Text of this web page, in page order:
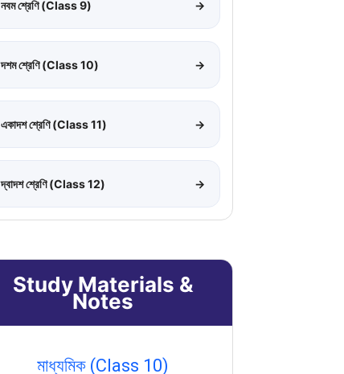
নবম শ্রেণি (Class 9) →
দশম শ্রেণি (Class 10) →
একাদশ শ্রেণি (Class 11) →
দ্বাদশ শ্রেণি (Class 12) →
Study Materials &
Notes
মাধ্যমিক (Class 10)